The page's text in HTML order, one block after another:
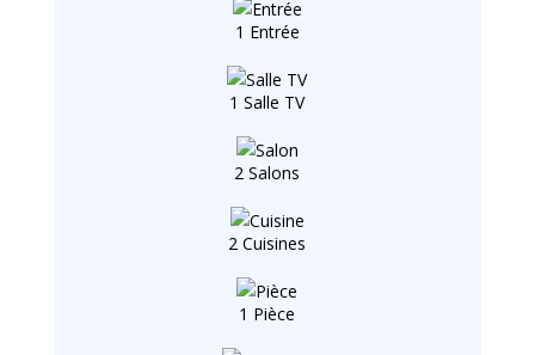
1 Entrée
1 Salle TV
2 Salons
2 Cuisines
1 Pièce